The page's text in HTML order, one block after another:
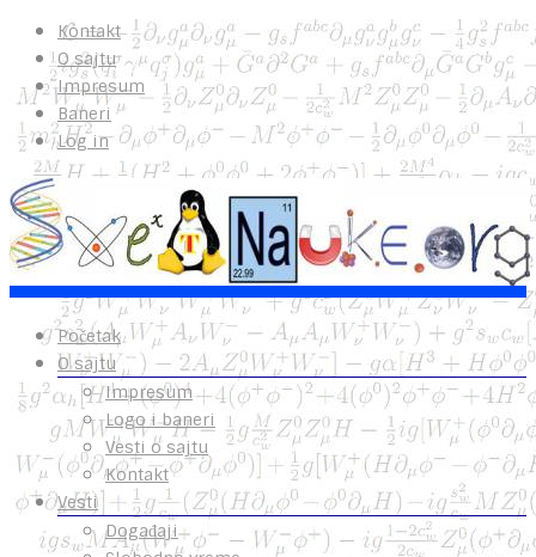
Kontakt
O sajtu
Impresum
Baneri
Log in
Početak
O sajtu
Impresum
Logo i baneri
Vesti o sajtu
Kontakt
Vesti
Događaji